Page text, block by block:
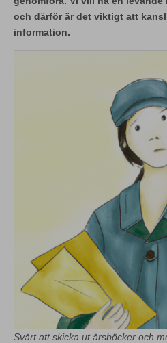
och därför är det viktigt att
information.
Svårt att skicka ut årsböcker och